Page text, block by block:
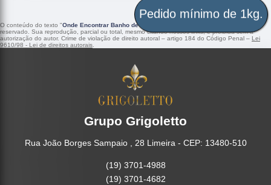
O conteúdo do texto "Onde Encontrar Banho de Ródio em Cobre Limeira
reservado. Sua reprodução, parcial ou total, mesmo citando nossos links, é proibida sem a
autorização do autor. Crime de violação de direito autoral – artigo 184 do Código Penal – Lei
9610/98 - Lei de direitos autorais
Grupo Grigoletto
Rua João Borges Sampaio , 28 Limeira - CEP: 13480-510
(19) 3701-4988
(19) 3701-4682
Pedido mínimo de 1kg.